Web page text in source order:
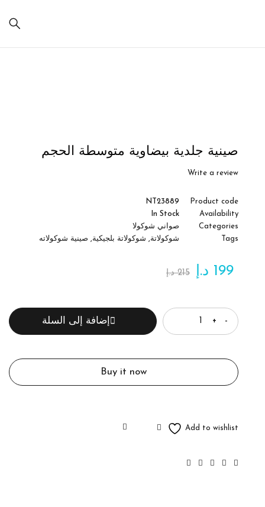
صينية جلدية بيضاوية متوسطة الحجم
Write a review
Product code
NT23889
Availability
In Stock
Categories
صواني شوكولا
Tags
شوكولاتة, شوكولاتة بلجيكية, صينية شوكولاته
215 د.إ 199 د.إ
إضافة إلى السلة
Buy it now